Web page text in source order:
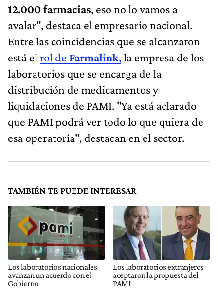
12.000 farmacias, eso no lo vamos a
avalar", destaca el empresario nacional.
Entre las coincidencias que se alcanzaron
está el rol de Farmalink,la empresa de los
laboratorios que se encarga de la
distribución de medicamentos y
liquidaciones de PAMI. "Ya está aclarado
que PAMI podrá ver todo lo que quiera de
esa operatoria", destacan en el sector.
TAMBIÉN TE PUEDE INTERESAR
Los laboratorios nacionales
avanzan un acuerdo con el
Gobierno
Los laboratorios extranjeros
aceptaron la propuesta del
PAMI